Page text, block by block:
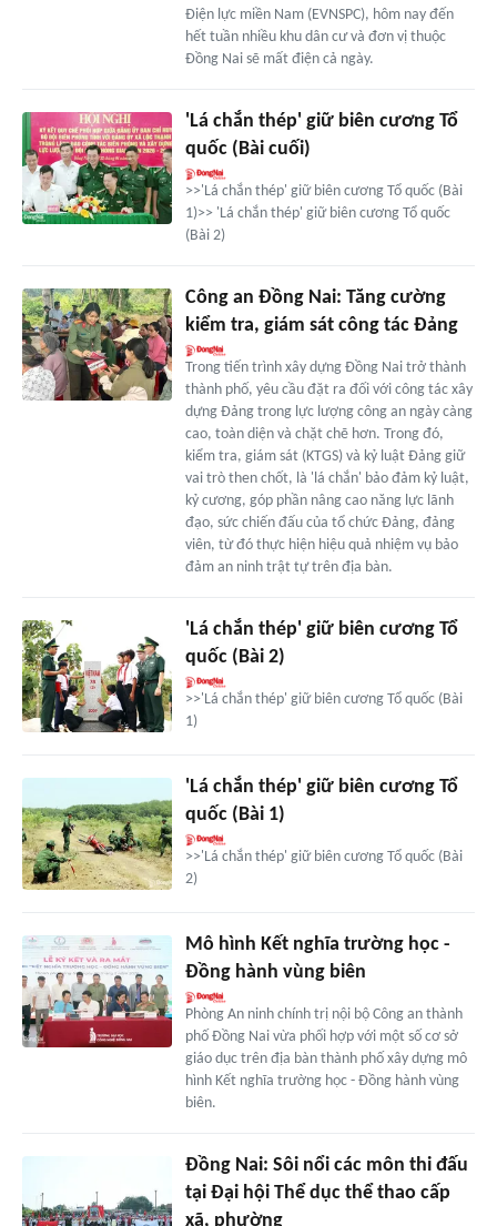
Điện lực miền Nam (EVNSPC), hôm nay đến
hết tuần nhiều khu dân cư và đơn vị thuộc
Đồng Nai sẽ mất điện cả ngày.
'Lá chắn thép' giữ biên cương Tổ
quốc (Bài cuối)
>>'Lá chắn thép' giữ biên cương Tổ quốc (Bài
1)>> 'Lá chắn thép' giữ biên cương Tổ quốc
(Bài 2)
Công an Đồng Nai: Tăng cường
kiểm tra, giám sát công tác Đảng
Trong tiến trình xây dựng Đồng Nai trở thành
thành phố, yêu cầu đặt ra đối với công tác xây
dựng Đảng trong lực lượng công an ngày càng
cao, toàn diện và chặt chẽ hơn. Trong đó,
kiểm tra, giám sát (KTGS) và kỷ luật Đảng giữ
vai trò then chốt, là 'lá chắn' bảo đảm kỷ luật,
kỷ cương, góp phần nâng cao năng lực lãnh
đạo, sức chiến đấu của tổ chức Đảng, đảng
viên, từ đó thực hiện hiệu quả nhiệm vụ bảo
đảm an ninh trật tự trên địa bàn.
'Lá chắn thép' giữ biên cương Tổ
quốc (Bài 2)
>>'Lá chắn thép' giữ biên cương Tổ quốc (Bài
1)
'Lá chắn thép' giữ biên cương Tổ
quốc (Bài 1)
>>'Lá chắn thép' giữ biên cương Tổ quốc (Bài
2)
Mô hình Kết nghĩa trường học -
Ðồng hành vùng biên
Phòng An ninh chính trị nội bộ Công an thành
phố Ðồng Nai vừa phối hợp với một số cơ sở
giáo dục trên địa bàn thành phố xây dựng mô
hình Kết nghĩa trường học - Ðồng hành vùng
biên.
Đồng Nai: Sôi nổi các môn thi đấu
tại Đại hội Thể dục thể thao cấp
xã, phường